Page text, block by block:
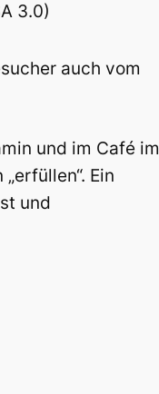
3.0)
auch vom
und im Café im
Ein
und